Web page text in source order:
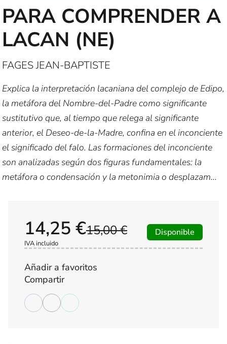
PARA COMPRENDER A
LACAN (NE)
FAGES JEAN-BAPTISTE
Explica la interpretación lacaniana del complejo de Edipo,
la metáfora del Nombre-del-Padre como significante
sustitutivo que, al tiempo que relega al significante
anterior, el Deseo-de-la-Madre, confina en el inconciente
el significado del falo. Las formaciones del inconciente
son analizadas según dos figuras fundamentales: la
metáfora o condensación y la metonimia o desplazam...
15,00 €
14,25 €
IVA incluido
Disponible
Añadir a favoritos
Compartir